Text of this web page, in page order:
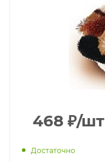
468 ₽/шт
Достаточно